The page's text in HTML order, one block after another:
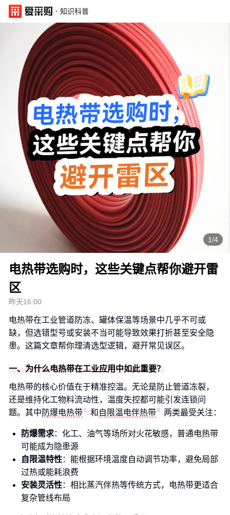
· 知识科普
1/4
电热带选购时，这些关键点帮你避开雷
区
昨天16:00
电热带在工业管道防冻、罐体保温等场景中几乎不可或
缺，但选错型号或安装不当可能导致效果打折甚至安全隐
患。这篇文章帮你理清选型逻辑，避开常见误区。
一、为什么电热带在工业应用中如此重要？
电热带的核心价值在于精准控温。无论是防止管道冻裂，
还是维持化工物料流动性，温度失控都可能引发连锁问
题。其中 防爆电热带 和 自限温电伴热带 两类最受关注：
防爆需求：化工、油气等场所对火花敏感，普通电热带
可能成为隐患源
自限温特性：能根据环境温度自动调节功率，避免局部
过热或能耗浪费
安装灵活性：相比蒸汽伴热等传统方式，电热带更适合
复杂管线布局